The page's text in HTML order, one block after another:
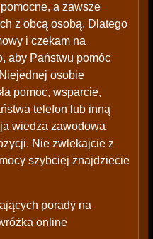
a zawsze
z obcą osobą. Dlatego
i czekam na
aby Państwu pomóc
osobie
pomoc, wsparcie,
telefon lub inną
wiedza zawodowa
Nie zwlekajcie z
szybciej znajdziecie
porady na
online